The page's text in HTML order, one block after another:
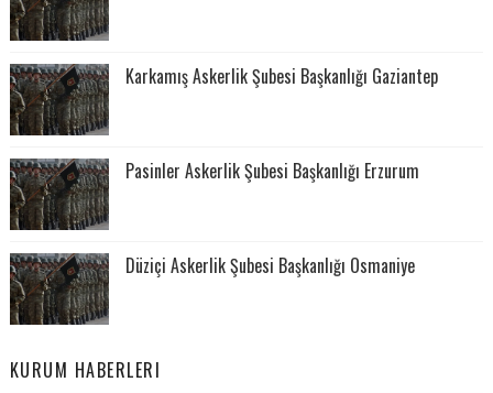
Karkamış Askerlik Şubesi Başkanlığı Gaziantep
Pasinler Askerlik Şubesi Başkanlığı Erzurum
Düziçi Askerlik Şubesi Başkanlığı Osmaniye
KURUM HABERLERI